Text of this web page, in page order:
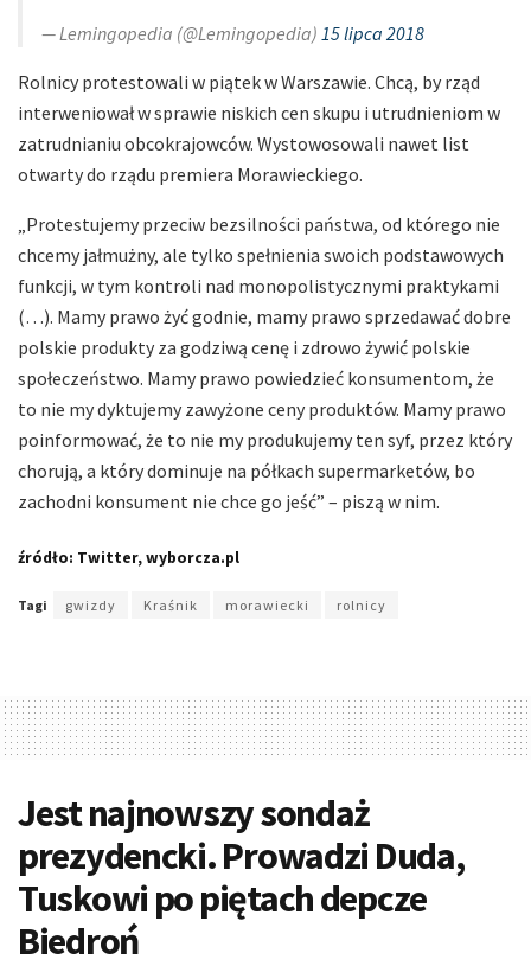
— Lemingopedia (@Lemingopedia) 15 lipca 2018
Rolnicy protestowali w piątek w Warszawie. Chcą, by rząd
interweniował w sprawie niskich cen skupu i utrudnieniom w
zatrudnianiu obcokrajowców. Wystowosowali nawet list
otwarty do rządu premiera Morawieckiego.
„Protestujemy przeciw bezsilności państwa, od którego nie
chcemy jałmużny, ale tylko spełnienia swoich podstawowych
funkcji, w tym kontroli nad monopolistycznymi praktykami
(…). Mamy prawo żyć godnie, mamy prawo sprzedawać dobre
polskie produkty za godziwą cenę i zdrowo żywić polskie
społeczeństwo. Mamy prawo powiedzieć konsumentom, że
to nie my dyktujemy zawyżone ceny produktów. Mamy prawo
poinformować, że to nie my produkujemy ten syf, przez który
chorują, a który dominuje na półkach supermarketów, bo
zachodni konsument nie chce go jeść” – piszą w nim.
źródło: Twitter, wyborcza.pl
Tagi gwizdy Kraśnik morawiecki rolnicy
Jest najnowszy sondaż
prezydencki. Prowadzi Duda,
Tuskowi po piętach depcze
Biedroń